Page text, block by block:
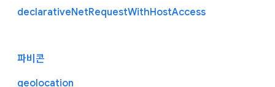
declarativeNetRequestWithHostAccess
파비콘
geolocation